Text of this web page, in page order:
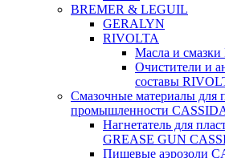
BREMER & LEGUIL
GERALYN
RIVOLTA
Масла и
Очистители и
составы
Смазочные материалы для
промышленности
Нагнетатель для
GREASE GUN
Пищевые аэрозоли